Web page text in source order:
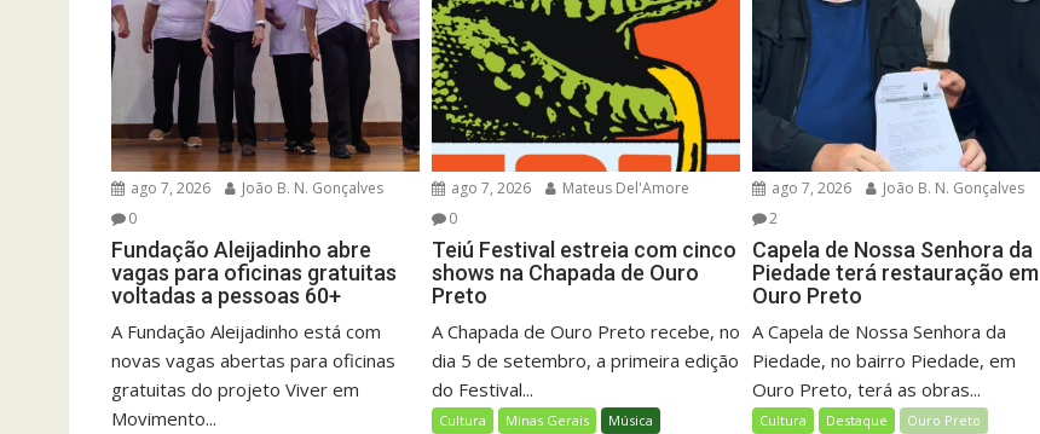
ago 7, 2026
João B. N. Gonçalves
0
Fundação Aleijadinho abre
vagas para oficinas gratuitas
voltadas a pessoas 60+
A Fundação Aleijadinho está com
novas vagas abertas para oficinas
gratuitas do projeto Viver em
Movimento...
ago 7, 2026
Mateus Del'Amore
0
Teiú Festival estreia com cinco
shows na Chapada de Ouro
Preto
A Chapada de Ouro Preto recebe, no
dia 5 de setembro, a primeira edição
do Festival...
Cultura Minas Gerais
Música
ago 7, 2026
João B. N. Gonçalves
2
Capela de Nossa Senhora da
Piedade terá restauração em
Ouro Preto
A Capela de Nossa Senhora da
Piedade, no bairro Piedade, em
Ouro Preto, terá as obras...
Cultura Destaque Ouro Preto